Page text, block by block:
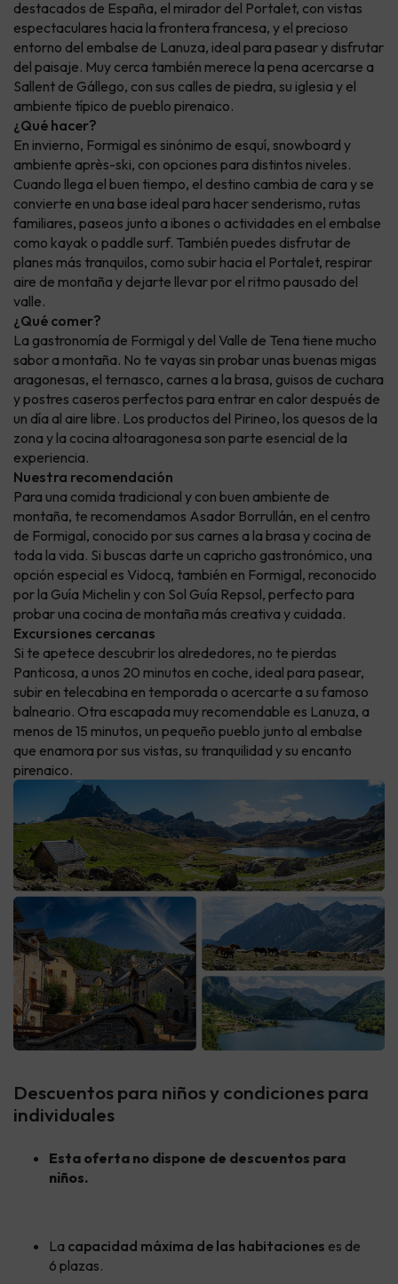
destacados de España, el mirador del Portalet, con vistas
espectaculares hacia la frontera francesa, y el precioso
entorno del embalse de Lanuza, ideal para pasear y disfrutar
del paisaje. Muy cerca también merece la pena acercarse a
Sallent de Gállego, con sus calles de piedra, su iglesia y el
ambiente típico de pueblo pirenaico.
¿Qué hacer?
En invierno, Formigal es sinónimo de esquí, snowboard y
ambiente après-ski, con opciones para distintos niveles.
Cuando llega el buen tiempo, el destino cambia de cara y se
convierte en una base ideal para hacer senderismo, rutas
familiares, paseos junto a ibones o actividades en el embalse
como kayak o paddle surf. También puedes disfrutar de
planes más tranquilos, como subir hacia el Portalet, respirar
aire de montaña y dejarte llevar por el ritmo pausado del
valle.
¿Qué comer?
La gastronomía de Formigal y del Valle de Tena tiene mucho
sabor a montaña. No te vayas sin probar unas buenas migas
aragonesas, el ternasco, carnes a la brasa, guisos de cuchara
y postres caseros perfectos para entrar en calor después de
un día al aire libre. Los productos del Pirineo, los quesos de la
zona y la cocina altoaragonesa son parte esencial de la
experiencia.
Nuestra recomendación
Para una comida tradicional y con buen ambiente de
montaña, te recomendamos Asador Borrullán, en el centro
de Formigal, conocido por sus carnes a la brasa y cocina de
toda la vida. Si buscas darte un capricho gastronómico, una
opción especial es Vidocq, también en Formigal, reconocido
por la Guía Michelin y con Sol Guía Repsol, perfecto para
probar una cocina de montaña más creativa y cuidada.
Excursiones cercanas
Si te apetece descubrir los alrededores, no te pierdas
Panticosa, a unos 20 minutos en coche, ideal para pasear,
subir en telecabina en temporada o acercarte a su famoso
balneario. Otra escapada muy recomendable es Lanuza, a
menos de 15 minutos, un pequeño pueblo junto al embalse
que enamora por sus vistas, su tranquilidad y su encanto
pirenaico.
Descuentos para niños y condiciones para
individuales
Esta oferta no dispone de descuentos para
niños.
La capacidad máxima de las habitaciones es de
6 plazas.